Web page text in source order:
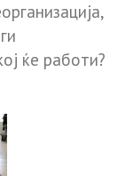
ќе работи?